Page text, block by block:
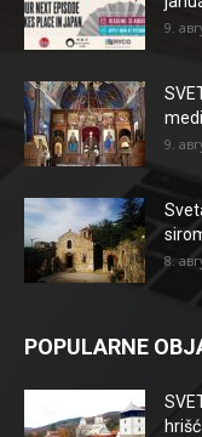
9.
9.
8.
POPULARNE